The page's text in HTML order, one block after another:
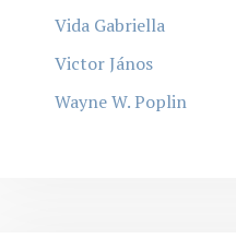
Vida Gabriella
Victor János
Wayne W. Poplin